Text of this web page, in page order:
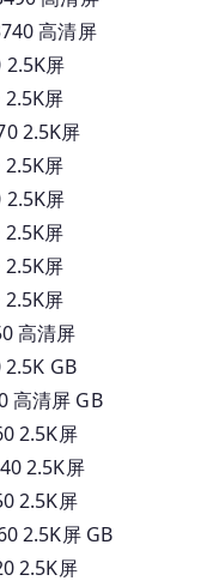
高清屏
屏
屏
屏
屏
屏
屏
屏
屏
清屏
GB
屏 GB
屏
屏
屏
屏 GB
屏